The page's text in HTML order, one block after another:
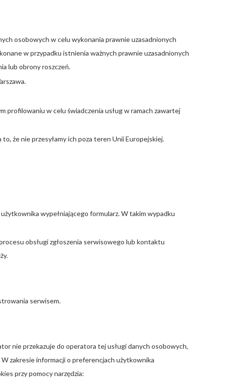
osobowych w celu wykonania prawnie uzasadnionych
w przypadku istnienia ważnych prawnie uzasadnionych
lub obrony roszczeń.
profilowaniu w celu świadczenia usług w ramach zawartej
że nie przesyłamy ich poza teren Unii Europejskiej.
wypełniającego formularz. W takim wypadku
obsługi zgłoszenia serwisowego lub kontaktu
serwisem.
nie przekazuje do operatora tej usługi danych osobowych,
zakresie informacji o preferencjach użytkownika
przy pomocy narzędzia: